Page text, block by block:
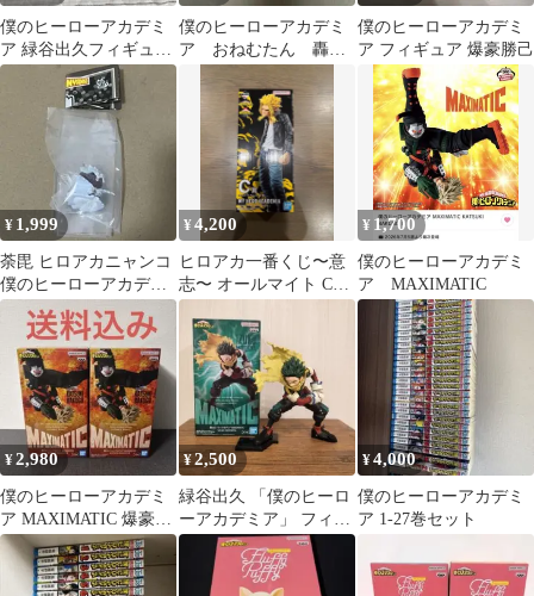
僕のヒーローアカデミ
ア 緑谷出久フィギュア
FINAL SEASON
僕のヒーローアカデミ
ア おねむたん 轟焦
僕のヒーローアカデミ
ア フィギュア 爆豪勝己
¥ 1,999
荼毘 ヒロアカニャンコ
僕のヒーローアカデミ
ア
¥4,200
ヒロアカ一番くじ〜意
志〜 オールマイト C賞
【未開封】
¥ 1,700
僕のヒーローアカデミ
ア MAXIMATIC
¥2,980
僕のヒーローアカデミ
ア MAXIMATIC 爆豪勝
己 2点セット
¥2,500
緑谷出久 「僕のヒーロ
ーアカデミア」 フィギ
ュア アクスタ 缶バッジ
まとめ売り
¥4,000
僕のヒーローアカデミ
ア 1-27巻セット